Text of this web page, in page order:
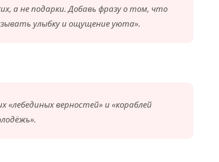
а не подарки. Добавь фразу о том, что
улыбку и ощущение уюта».
«лебединых верностей» и «кораблей